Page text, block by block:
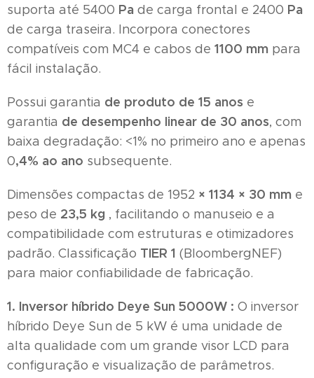
suporta até 5400 Pa de carga frontal e 2400 Pa
de carga traseira. Incorpora conectores
compatíveis com MC4 e cabos de 1100 mm para
fácil instalação.
Possui garantia de produto de 15 anos e
garantia de desempenho linear de 30 anos, com
baixa degradação: <1% no primeiro ano e apenas
0,4% ao ano subsequente.
Dimensões compactas de 1952 × 1134 × 30 mm e
peso de 23,5 kg , facilitando o manuseio e a
compatibilidade com estruturas e otimizadores
padrão. Classificação TIER 1 (BloombergNEF)
para maior confiabilidade de fabricação.
1. Inversor híbrido Deye Sun 5000W : O inversor
híbrido Deye Sun de 5 kW é uma unidade de
alta qualidade com um grande visor LCD para
configuração e visualização de parâmetros.